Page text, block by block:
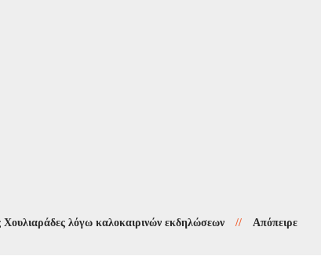
λόγω καλοκαιρινών εκδηλώσεων // Απόπειρες